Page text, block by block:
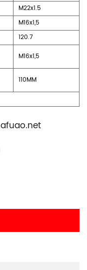
M22x1.5
M16x1,5
120.7
M16x1,5
110MM